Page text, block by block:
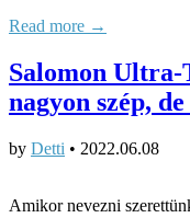
Read more →
Salomon
nagyon szép,
by Detti • 2022.06.08
Amikor nevezni